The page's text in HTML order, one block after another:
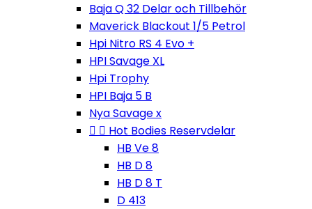
Baja Q 32 Delar och Tillbehör
Maverick Blackout 1/5 Petrol
Hpi Nitro RS 4 Evo +
HPI Savage XL
Hpi Trophy
HPI Baja 5 B
Nya Savage x
  Hot Bodies Reservdelar
HB Ve 8
HB D 8
HB D 8 T
D 413